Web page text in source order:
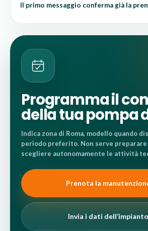
Il primo messaggio conferma già la
Programma il
della tua pompa
Indica zona di Roma, modello quando
periodo preferito. Non serve preparare
scegliere autonomamente le attività
Prenota la
Invia i dati dell’impianto